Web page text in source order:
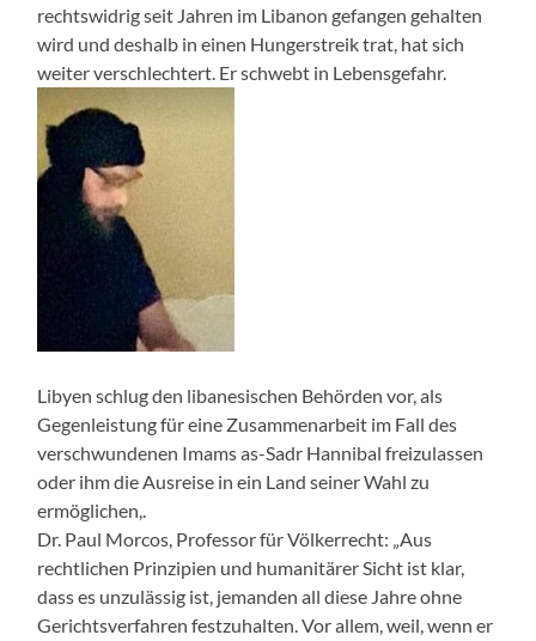
rechtswidrig seit Jahren im Libanon gefangen gehalten
wird und deshalb in einen Hungerstreik trat, hat sich
weiter verschlechtert. Er schwebt in Lebensgefahr.
Libyen schlug den libanesischen Behörden vor, als
Gegenleistung für eine Zusammenarbeit im Fall des
verschwundenen Imams as-Sadr Hannibal freizulassen
oder ihm die Ausreise in ein Land seiner Wahl zu
ermöglichen,.
Dr. Paul Morcos, Professor für Völkerrecht: „Aus
rechtlichen Prinzipien und humanitärer Sicht ist klar,
dass es unzulässig ist, jemanden all diese Jahre ohne
Gerichtsverfahren festzuhalten. Vor allem, weil, wenn er